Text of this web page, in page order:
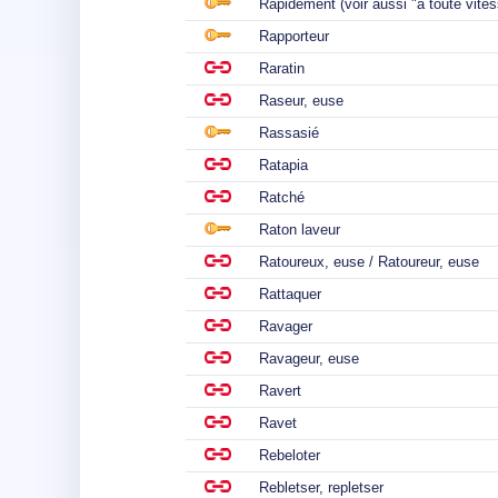
Rapidement (voir aussi "à toute
Rapporteur
Raratin
Raseur, euse
Rassasié
Ratapia
Ratché
Raton laveur
Ratoureux, euse / Ratoureur, euse
Rattaquer
Ravager
Ravageur, euse
Ravert
Ravet
Rebeloter
Rebletser, repletser